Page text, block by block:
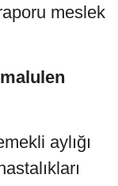
meslek
aylığı